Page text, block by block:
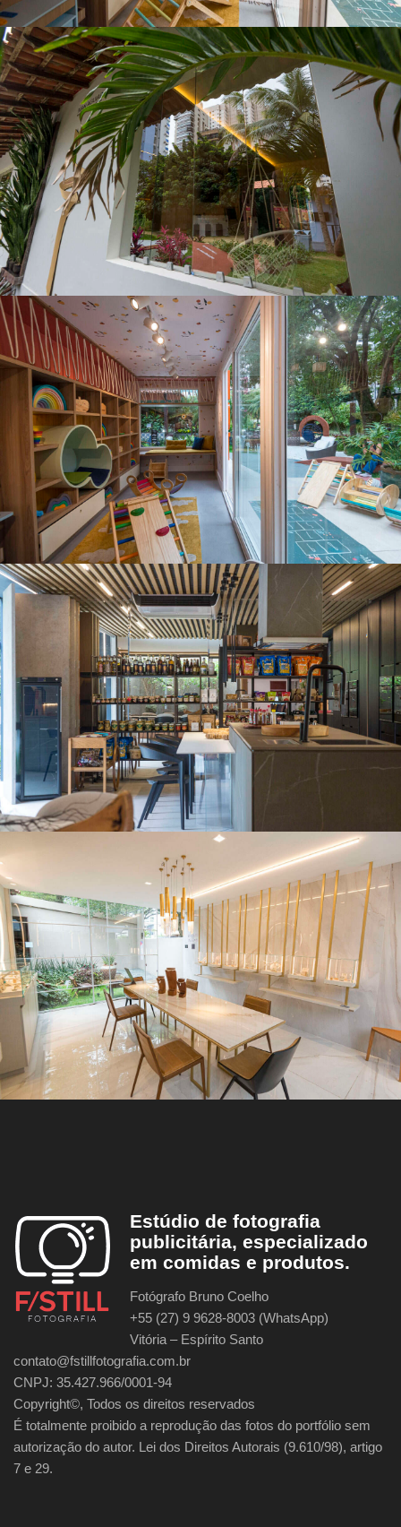
Estúdio de fotografia
publicitária, especializado
em comidas e produtos.
Fotógrafo Bruno Coelho
+55 (27) 9 9628-8003 (WhatsApp)
Vitória – Espírito Santo
contato@fstillfotografia.com.br
CNPJ: 35.427.966/0001-94
Copyright©, Todos os direitos reservados
É totalmente proibido a reprodução das fotos do portfólio sem
autorização do autor. Lei dos Direitos Autorais (9.610/98), artigo
7 e 29.